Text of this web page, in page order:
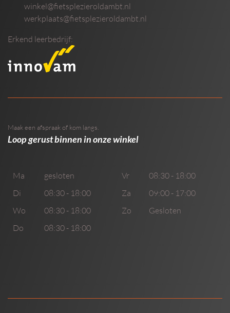
winkel@fietsplezieroldambt.nl
werkplaats@fietsplezieroldambt.nl
Erkend leerbedrijf:
Maak een afspraak of kom langs.
Loop gerust binnen in onze winkel
Ma gesloten Vr
08:30 - 18:00
Di
08:30 - 18:00 Za
09:00 - 17:00
Wo
08:30 - 18:00 Zo
Gesloten
Do
08:30 - 18:00